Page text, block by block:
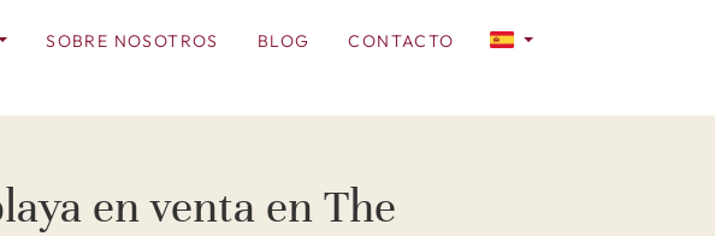
SOBRE NOSOTROS BLOG CONTACTO
en venta en The